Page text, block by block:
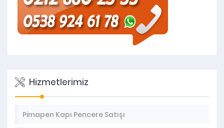
Hizmetlerimiz
Pimapen Kapı Pencere Satışı